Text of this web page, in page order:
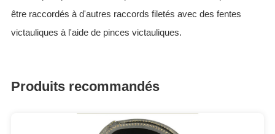
être raccordés à d'autres raccords filetés avec des fentes
victauliques à l'aide de pinces victauliques.
Produits recommandés